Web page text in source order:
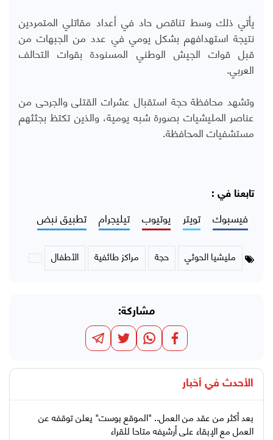
يأتي ذلك وسط تناقص حاد في أعداد مقاتلي المتمردين
نتيجة استهدافهم بشكل يومي في عدد من الجبهات من
قبل قوات الجيش الوطني المسنودة بقوات التحالف
العربي.
وتشهد محافظة حجة استقبال عشرات القتلى والجرحى من
عناصر المليشيات بصورة شبه يومية، والذين تكتظ بجثثهم
مستشفيات المحافظة.
تابعنا في :
فيسبوك تويتر يوتيوب تيليجرام تطبيق نبض
مليشيا الحوثي حجة مراكز طائفية الأطفال
مشاركة:
الأحدث في أخبار
بعد أكثر من عقد من العمل.. "الموقع بوست" يعلن توقفه عن
العمل مع الإبقاء على أرشيفه متاحا للقراء